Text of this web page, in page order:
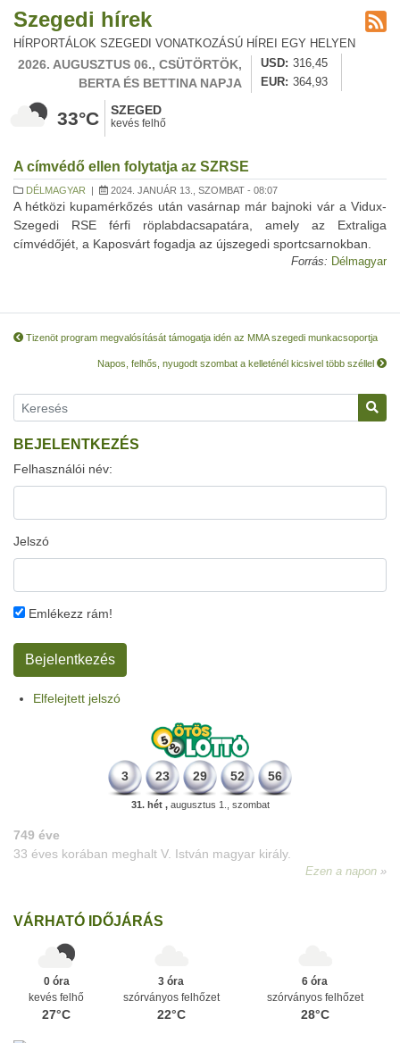
Szegedi hírek
HÍRPORTÁLOK SZEGEDI VONATKOZÁSÚ HÍREI EGY HELYEN
2026. AUGUSZTUS 06., CSÜTÖRTÖK,
BERTA ÉS BETTINA NAPJA
USD
316,45
EUR
364,93
33°C SZEGED
kevés felhő
A címvédő ellen folytatja az SZRSE
DÉLMAGYAR | 2024. JANUÁR 13., SZOMBAT - 08:07
A hétközi kupamérkőzés után vasárnap már bajnoki vár a Vidux-
Szegedi RSE férfi röplabdacsapatára, amely az Extraliga
címvédőjét, a Kaposvárt fogadja az újszegedi sportcsarnokban.
Forrás: Délmagyar
Tizenöt program megvalósítását támogatja idén az MMA szegedi munkacsoportja
Napos, felhős, nyugodt szombat a kelleténél kicsivel több széllel
BEJELENTKEZÉS
Felhasználói név:
Jelszó
Emlékezz rám!
Elfelejtett jelszó
3 23 29 52 56
31. hét ,augusztus 1., szombat
VÁRHATÓ IDŐJÁRÁS
0 óra
kevés felhő
27°C
3 óra
szórványos felhőzet
22°C
6 óra
szórványos felhőzet
28°C